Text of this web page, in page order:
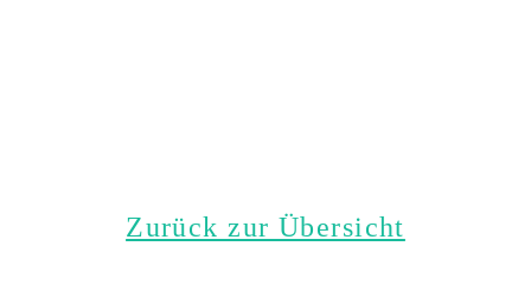
Zurück zur Übersicht